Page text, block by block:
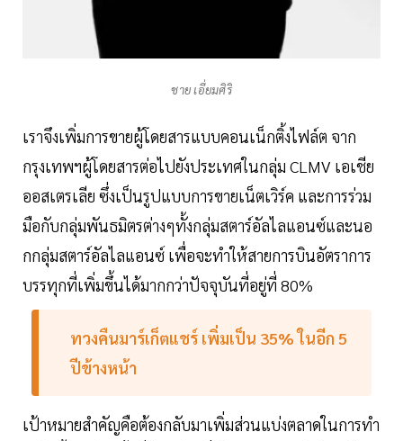
ชาย เอี่ยมศิริ
เราจึงเพิ่มการขายผู้โดยสารแบบคอนเน็กติ้งไฟล์ต จาก
กรุงเทพฯผู้โดยสารต่อไปยังประเทศในกลุ่ม CLMV เอเชีย
ออสเตรเลีย ซึ่งเป็นรูปแบบการขายเน็ตเวิร์ค และการร่วม
มือกับกลุ่มพันธมิตรต่างๆทั้งกลุ่มสตาร์อัลไลแอนซ์และนอ
กกลุ่มสตาร์อัลไลแอนซ์ เพื่อจะทำให้สายการบินอัตราการ
บรรทุกที่เพิ่มขึ้นได้มากกว่าปัจจุบันที่อยู่ที่ 80%
ทวงคืนมาร์เก็ตแชร์ เพิ่มเป็น 35% ในอีก 5
ปีข้างหน้า
เป้าหมายสำคัญคือต้องกลับมาเพิ่มส่วนแบ่งตลาดในการทำ